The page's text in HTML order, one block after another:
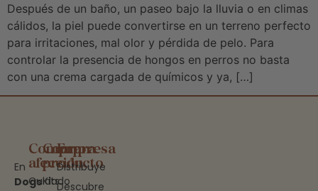
Después de un baño, un paseo bajo la lluvia o en climas
cálidos, la piel puede convertirse en un terreno perfecto
para irritaciones, mal olor y pérdida de pelo. Para
controlar la presencia de hongos en perros no basta
con una crema cargada de químicos y ya, […]
En
Dogs
Compra
afección
Cuidado
Compra
producto
Kits
Empresa
Distribuye
Descubre